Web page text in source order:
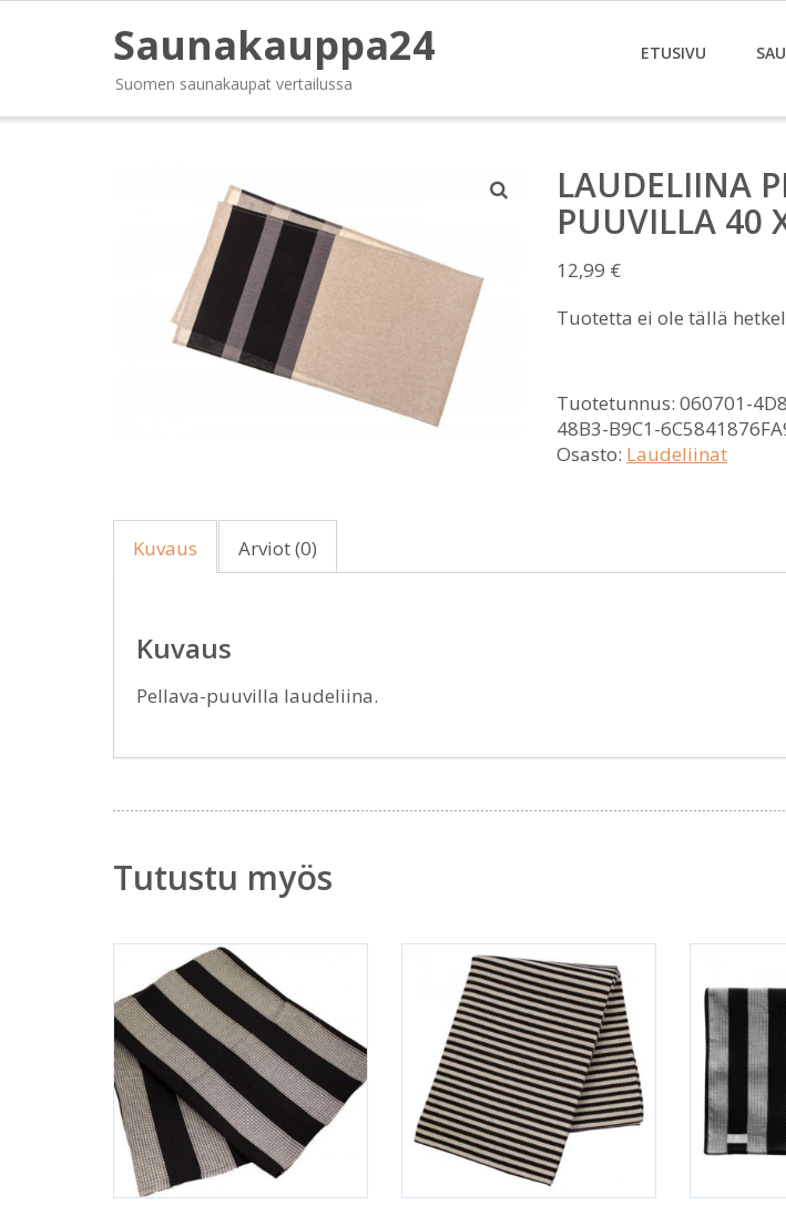
Saunakauppa24
Suomen saunakaupat vertailussa
ETUSIVU
LAUDELIINA
PUUVILLA 40
12,99 €
Tuotetta ei ole tällä
Tuotetunnus: 060701-
48B3-B9C1-
Osasto: Laudeliinat
Kuvaus Arviot (0)
Kuvaus
Pellava-puuvilla laudeliina.
Tutustu myös